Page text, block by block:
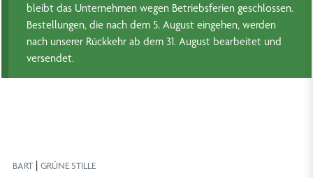
bleibt das Unternehmen wegen Betriebsferien geschlossen.
Bestellungen, die nach dem 5. August eingehen, werden
nach unserer Rückkehr ab dem 31. August bearbeitet und
versendet.
BART| GRÜNE STILLE